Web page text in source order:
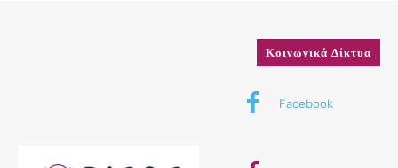
Κοινωνικά Δίκτυα
Facebook